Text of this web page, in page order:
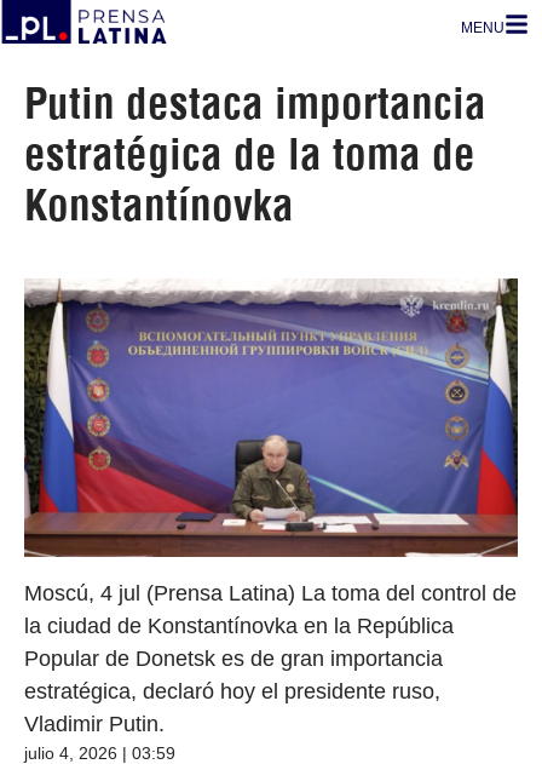
MENU
Putin destaca importancia
estratégica de la toma de
Konstantínovka
Moscú, 4 jul (Prensa Latina) La toma del control de
la ciudad de Konstantínovka en la República
Popular de Donetsk es de gran importancia
estratégica, declaró hoy el presidente ruso,
Vladimir Putin.
julio 4, 2026 | 03:59